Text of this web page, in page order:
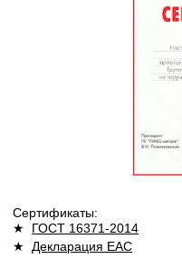
Сертификаты:
★ ГОСТ 16371-2014
★ Декларация ЕАС